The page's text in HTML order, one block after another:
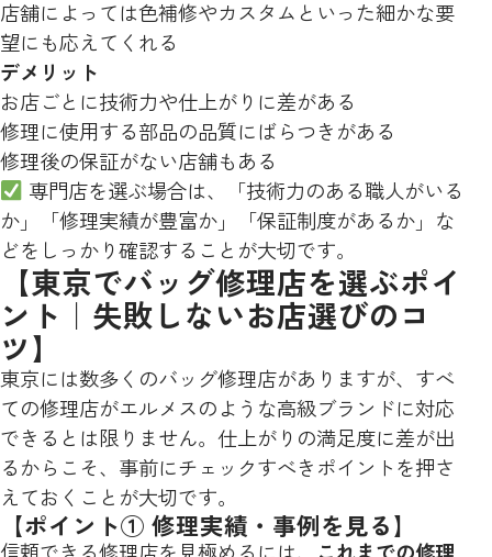
店舗によっては色補修やカスタムといった細かな要
望にも応えてくれる
デメリット
お店ごとに技術力や仕上がりに差がある
修理に使用する部品の品質にばらつきがある
修理後の保証がない店舗もある
専門店を選ぶ場合は、「技術力のある職人がいる
か」「修理実績が豊富か」「保証制度があるか」な
どをしっかり確認することが大切です。
【東京でバッグ修理店を選ぶポイ
ント｜失敗しないお店選びのコ
ツ】
東京には数多くのバッグ修理店がありますが、すべ
ての修理店がエルメスのような高級ブランドに対応
できるとは限りません。仕上がりの満足度に差が出
るからこそ、事前にチェックすべきポイントを押さ
えておくことが大切です。
【ポイント① 修理実績・事例を見る】
信頼できる修理店を見極めるには、
これまでの修理